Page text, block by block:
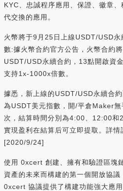
KYC、忠誠程序應用、保證、徽章
代交換的應用。
火幣將于9月25日上線USDT/USD
數:據火幣合約官方公告，火幣合約
USDT/USD永續合約，13點開啟資
支持1x-1000x倍數。
據悉，新上線的USDT/USD永續合
為USDT美元指數，開/平倉Maker
次，結算時間分別為4:00、12:00和
實現盈利在結算后可立即提取。詳情
[2020/9/24]
使用 0xcert 創建、擁有和驗證區塊
資產的未來而構建的第一個開放協議
0xcert 協議提供了構建功能強大應